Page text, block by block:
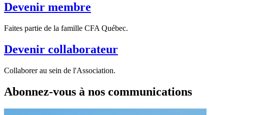
Devenir membre
Faites partie de la famille CFA Québec.
Devenir collaborateur
Collaborer au sein de l'Association.
Abonnez-vous à nos communications